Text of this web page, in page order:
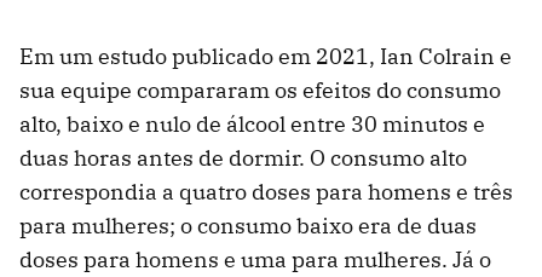
Em um estudo publicado em 2021, Ian Colrain e
sua equipe compararam os efeitos do consumo
alto, baixo e nulo de álcool entre 30 minutos e
duas horas antes de dormir. O consumo alto
correspondia a quatro doses para homens e três
para mulheres; o consumo baixo era de duas
doses para homens e uma para mulheres. Já o